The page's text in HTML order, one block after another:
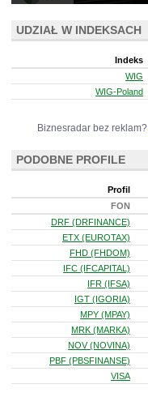
UDZIAŁ W INDEKSACH
Indeks
WIG
WIG-Poland
Biznesradar bez reklam?
PODOBNE PROFILE
Profil
FON
DRF (DRFINANCE)
ETX (EUROTAX)
FHD (FHDOM)
IFC (IFCAPITAL)
IFR (IFSA)
IGT (IGORIA)
MPY (MPAY)
MRK (MARKA)
NOV (NOVINA)
PBF (PBSFINANSE)
VISA